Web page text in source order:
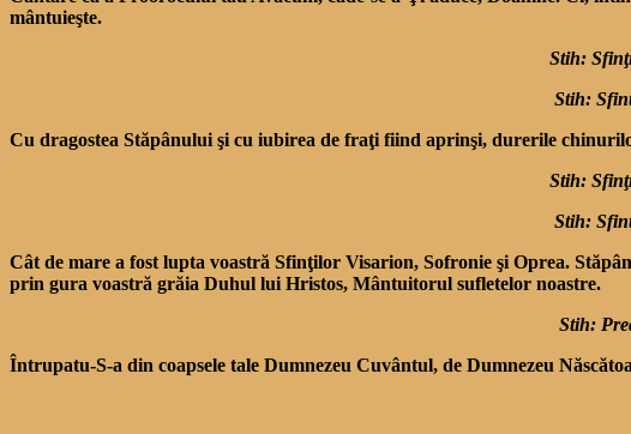
mântuieşte.
Stih:
Stih:
Cu dragostea Stăpânului şi cu iubirea de fraţi fiind aprinşi, durerile
Stih:
Stih:
Cât de mare a fost lupta voastră Sfinţilor Visarion, Sofronie şi Oprea.
prin gura voastră grăia Duhul lui Hristos, Mân­tuitorul sufletelor noastre.
Stih:
Întrupatu-S-a din coapsele tale Dumnezeu Cuvântul, de Dumnezeu